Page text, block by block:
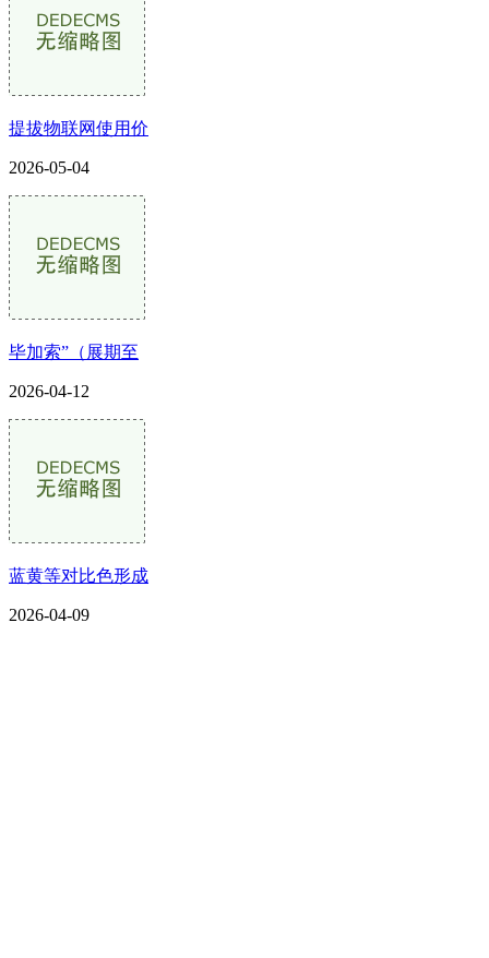
提拔物联网使用价
2026-05-04
毕加索”（展期至
2026-04-12
蓝黄等对比色形成
2026-04-09